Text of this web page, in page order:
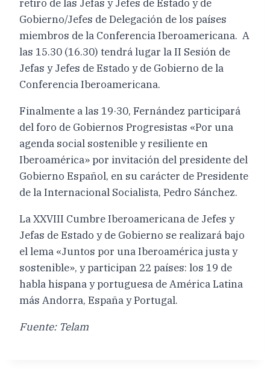
retiro de las Jefas y Jefes de Estado y de
Gobierno/Jefes de Delegación de los países
miembros de la Conferencia Iberoamericana. A
las 15.30 (16.30) tendrá lugar la II Sesión de
Jefas y Jefes de Estado y de Gobierno de la
Conferencia Iberoamericana.
Finalmente a las 19·30, Fernández participará
del foro de Gobiernos Progresistas «Por una
agenda social sostenible y resiliente en
Iberoamérica» por invitación del presidente del
Gobierno Español, en su carácter de Presidente
de la Internacional Socialista, Pedro Sánchez.
La XXVIII Cumbre Iberoamericana de Jefes y
Jefas de Estado y de Gobierno se realizará bajo
el lema «Juntos por una Iberoamérica justa y
sostenible», y participan 22 países: los 19 de
habla hispana y portuguesa de América Latina
más Andorra, España y Portugal.
Fuente: Telam